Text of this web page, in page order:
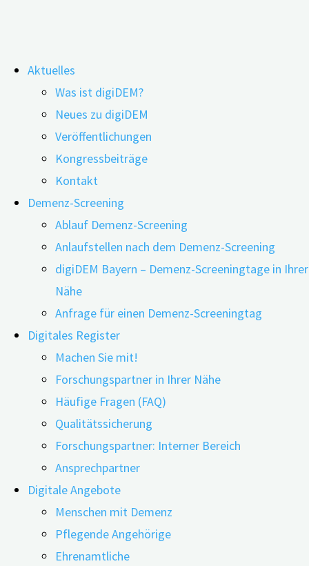
Inhalt
springen
Aktuelles
Was ist digiDEM?
Neues zu digiDEM
Veröffentlichungen
Kongressbeiträge
Kontakt
Demenz-Screening
Ablauf Demenz-Screening
Anlaufstellen nach dem Demenz-Screening
digiDEM Bayern – Demenz-Screeningtage in Ihrer
Nähe
Anfrage für einen Demenz-Screeningtag
Digitales Register
Machen Sie mit!
Forschungspartner in Ihrer Nähe
Häufige Fragen (FAQ)
Qualitätssicherung
Forschungspartner: Interner Bereich
Ansprechpartner
Digitale Angebote
Menschen mit Demenz
Pflegende Angehörige
Ehrenamtliche
Demenz wird oft erst spät
diagnostiziert
13.02.202014.02.2020
Eine rechtzeitige Demenz-Diagnose ist aus
mehreren Gründen wichtig: Betroffene können
noch selbstbestimmt über anstehende Fragen
entscheiden. Sie können – ebenso wie ihre